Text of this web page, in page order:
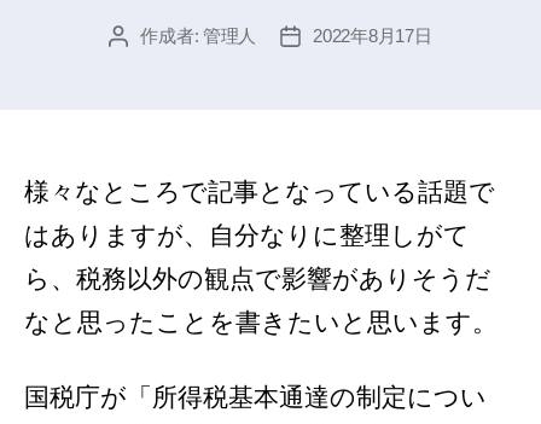
投
作成者: 管理人
投
2022年8月17日
様々なところで記事となっている話題で
はありますが、自分なりに整理しがて
ら、税務以外の観点で影響がありそうだ
なと思ったことを書きたいと思います。
国税庁が「所得税基本通達の制定につい